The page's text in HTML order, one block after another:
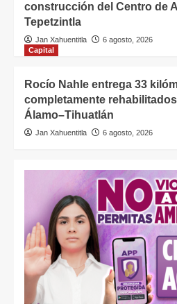
construcción del Centro de
Tepetzintla
Jan Xahuentitla
6 agosto, 2026
Capital
Rocío Nahle entrega 33
completamente
Álamo–Tihuatlán
Jan Xahuentitla 6 agosto, 2026